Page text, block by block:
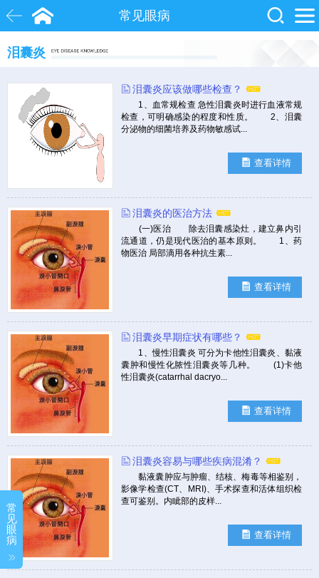
常见眼病
院士 眼底病 糖尿病
泪囊炎
泪囊炎应该做哪些检查？
1、血常规检查 急性泪囊炎时进行血液常规
检查，可明确感染的程度和性质。 2、泪囊
分泌物的细菌培养及药物敏感试...
查看详情
泪囊炎的医治方法
(一)医治 除去泪囊感染灶，建立鼻内引
流通道，仍是现代医治的基本原则。 1、药
物医治 局部滴用各种抗生素...
查看详情
泪囊炎早期症状有哪些？
1、慢性泪囊炎 可分为卡他性泪囊炎、黏液
囊肿和慢性化脓性泪囊炎等几种。 (1)卡他
性泪囊炎(catarrhal dacryo...
查看详情
泪囊炎容易与哪些疾病混淆？
黏液囊肿应与肿瘤、结核、梅毒等相鉴别，
影像学检查(CT、MRI)、手术探查和活体组织检
查可鉴别。内眦部的皮样...
查看详情
常
见
眼
病